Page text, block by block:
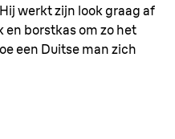
werkt zijn look graag af
en borstkas om zo het
een Duitse man zich